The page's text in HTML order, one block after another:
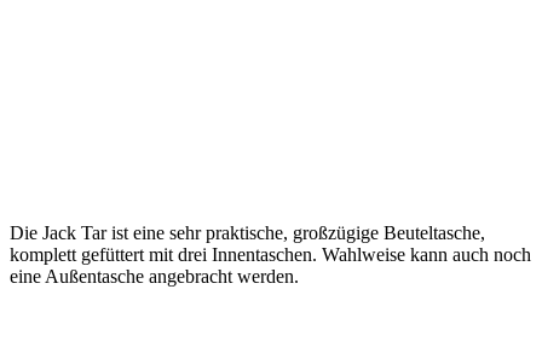
Die Jack Tar ist eine sehr praktische, großzügige Beuteltasche,
komplett gefüttert mit drei Innentaschen. Wahlweise kann auch noch
eine Außentasche angebracht werden.